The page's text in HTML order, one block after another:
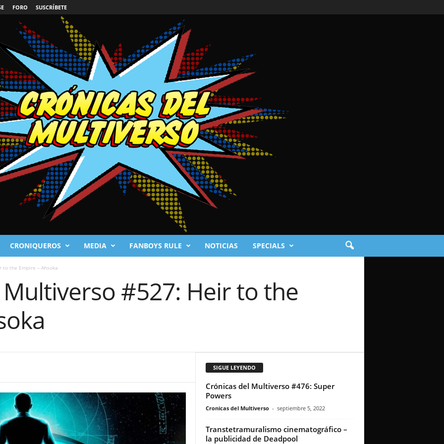
FORO SUSCRÍBETE
CRONIQUEROS MEDIA FANBOYS RULE NOTICIAS SPECIALS
to the Empire – Ahsoka
#527: Heir to the
SIGUE LEYENDO
Crónicas del Multiverso #476: Super
Powers
Cronicas del Multiverso - septiembre 5, 2022
Transtetramuralismo cinematográfico –
la publicidad de Deadpool